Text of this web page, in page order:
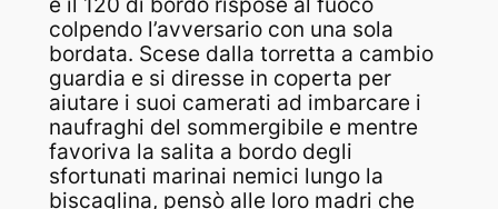
colpendo l’avversario con una sola
bordata. Scese dalla torretta a cambio
guardia e si diresse in coperta per
aiutare i suoi camerati ad imbarcare i
naufraghi del sommergibile e mentre
favoriva la salita a bordo degli
sfortunati marinai nemici lungo la
biscaglina, pensò alle loro madri che